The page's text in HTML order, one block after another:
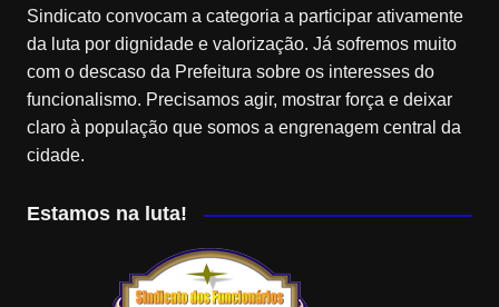
Sindicato convocam a categoria a participar ativamente
da luta por dignidade e valorização. Já sofremos muito
com o descaso da Prefeitura sobre os interesses do
funcionalismo. Precisamos agir, mostrar força e deixar
claro à população que somos a engrenagem central da
cidade.
Estamos na luta!